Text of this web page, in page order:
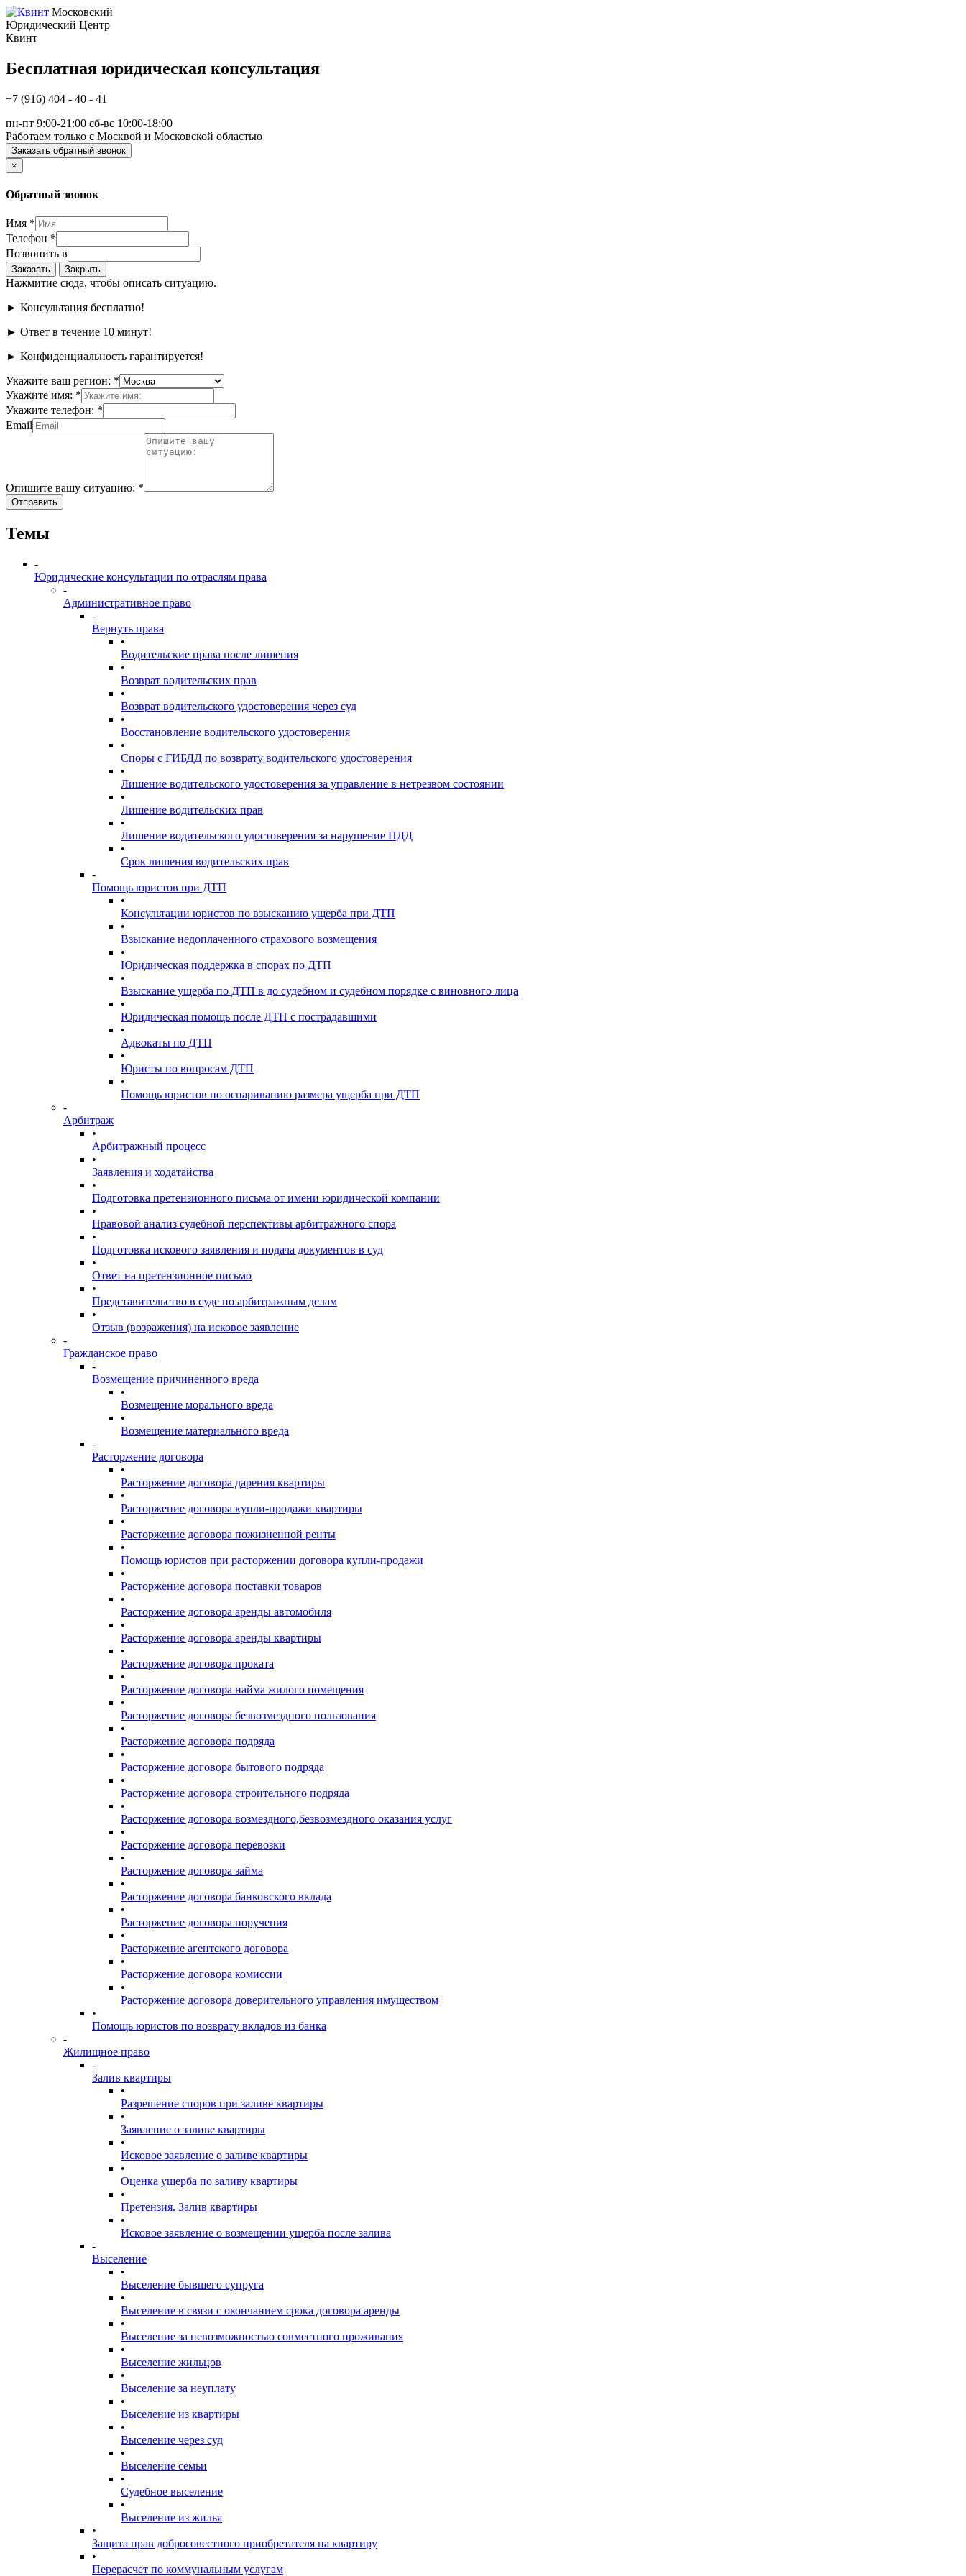
Московский
Юридический Центр
Квинт
Бесплатная юридическая консультация
+7 (916) 404 - 40 - 41
пн-пт 9:00-21:00 сб-вс 10:00-18:00
Работаем только с Москвой и Московской областью
Заказать обратный звонок
×
Обратный звонок
Имя *
Телефон *
Позвонить в
Заказать Закрыть
Нажмитие сюда, чтобы описать ситуацию.
► Консультация бесплатно!
► Ответ в течение 10 минут!
► Конфиденциальность гарантируется!
Укажите ваш регион: *
Укажите имя: *
Укажите телефон: *
Email
Опишите вашу ситуацию: *
Отправить
Темы
-
Юридические консультации по отраслям права
-
Административное право
-
Вернуть права
•
Водительские права после лишения
•
Возврат водительских прав
•
Возврат водительского удостоверения через суд
•
Восстановление водительского удостоверения
•
Споры с ГИБДД по возврату водительского удостоверения
•
Лишение водительского удостоверения за управление в нетрезвом состоянии
•
Лишение водительских прав
•
Лишение водительского удостоверения за нарушение ПДД
•
Срок лишения водительских прав
-
Помощь юристов при ДТП
•
Консультации юристов по взысканию ущерба при ДТП
•
Взыскание недоплаченного страхового возмещения
•
Юридическая поддержка в спорах по ДТП
•
Взыскание ущерба по ДТП в до судебном и судебном порядке с виновного лица
•
Юридическая помощь после ДТП с пострадавшими
•
Адвокаты по ДТП
•
Юристы по вопросам ДТП
•
Помощь юристов по оспариванию размера ущерба при ДТП
-
Арбитраж
•
Арбитражный процесс
•
Заявления и ходатайства
•
Подготовка претензионного письма от имени юридической компании
•
Правовой анализ судебной перспективы арбитражного спора
•
Подготовка искового заявления и подача документов в суд
•
Ответ на претензионное письмо
•
Представительство в суде по арбитражным делам
•
Отзыв (возражения) на исковое заявление
-
Гражданское право
-
Возмещение причиненного вреда
•
Возмещение морального вреда
•
Возмещение материального вреда
-
Расторжение договора
•
Расторжение договора дарения квартиры
•
Расторжение договора купли-продажи квартиры
•
Расторжение договора пожизненной ренты
•
Помощь юристов при расторжении договора купли-продажи
•
Расторжение договора поставки товаров
•
Расторжение договора аренды автомобиля
•
Расторжение договора аренды квартиры
•
Расторжение договора проката
•
Расторжение договора найма жилого помещения
•
Расторжение договора безвозмездного пользования
•
Расторжение договора подряда
•
Расторжение договора бытового подряда
•
Расторжение договора строительного подряда
•
Расторжение договора возмездного,безвозмездного оказания услуг
•
Расторжение договора перевозки
•
Расторжение договора займа
•
Расторжение договора банковского вклада
•
Расторжение договора поручения
•
Расторжение агентского договора
•
Расторжение договора комиссии
•
Расторжение договора доверительного управления имуществом
•
Помощь юристов по возврату вкладов из банка
-
Жилищное право
-
Залив квартиры
•
Разрешение споров при заливе квартиры
•
Заявление о заливе квартиры
•
Исковое заявление о заливе квартиры
•
Оценка ущерба по заливу квартиры
•
Претензия. Залив квартиры
•
Исковое заявление о возмещении ущерба после залива
-
Выселение
•
Выселение бывшего супруга
•
Выселение в связи с окончанием срока договора аренды
•
Выселение за невозможностью совместного проживания
•
Выселение жильцов
•
Выселение за неуплату
•
Выселение из квартиры
•
Выселение через суд
•
Выселение семьи
•
Судебное выселение
•
Выселение из жилья
•
Защита прав добросовестного приобретателя на квартиру
•
Перерасчет по коммунальным услугам